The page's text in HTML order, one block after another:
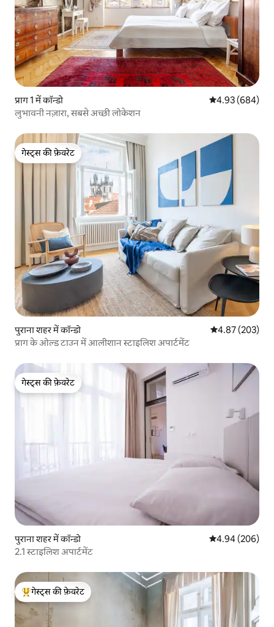
प्राग 1 में कॉन्डो औसत रेटिंग 5 में से
4.93 (684)
लुभावनी नज़ारा, सबसे अच्छी लोकेशन
गेस्ट्स की फ़ेवरेट
गेस्ट्स की फ़ेवरेट
पुराना शहर में कॉन्डो औसत रेटिंग 5 में से
4.87 (203)
प्राग के ओल्ड टाउन में आलीशान स्टाइलिश अपार्टमेंट
गेस्ट्स की फ़ेवरेट
गेस्ट्स की फ़ेवरेट
पुराना शहर में कॉन्डो औसत रेटिंग 5 में से
4.94 (206)
2.1 स्टाइलिश अपार्टमेंट
गेस्ट्स का टॉप फ़ेवरेट
गेस्ट्स की फ़ेवरेट